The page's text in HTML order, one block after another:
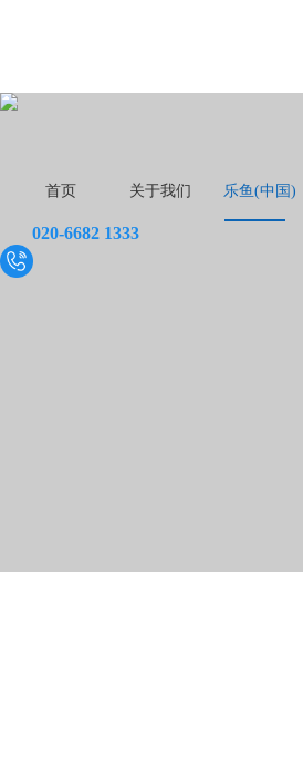
首页 关于我们 乐鱼(中国)
020-6682 1333